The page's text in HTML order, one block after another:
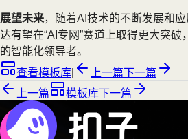
展望未来，随着AI技术的不断发展和
达有望在“AI专网”赛道上取得更大突
的智能化领导者。
查看模板库
上一篇下一篇
上一篇
模板库下一篇